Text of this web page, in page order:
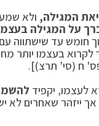
המגילה, ולא
על המגילה
חומש עד שישתווה
לקרוא בעצמו יותר
ח (סי' תרצ)].
לעצמו, יקפיד
ייזהר שאחרים לא